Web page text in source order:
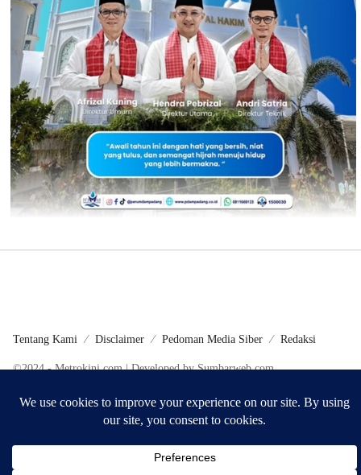
Tentang Kami Disclaimer Pedoman Media Siber Redaksi
©2024 - Metrokini.com | Developed by Sumbarweb.com